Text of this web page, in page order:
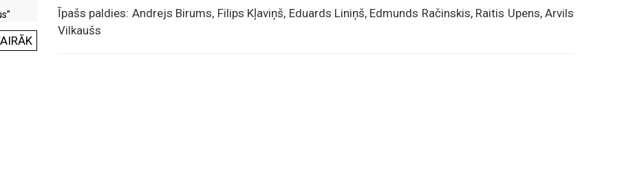
Īpašs paldies: Andrejs Birums, Filips Kļaviņš, Eduards Liniņš, Edmunds Račinskis, Raitis Upens, Arvils
Vilkaušs